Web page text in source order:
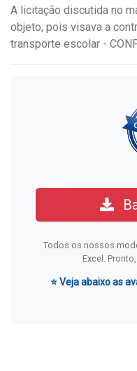
A licitação discutida no
objeto, pois visava a
transporte escolar -
Todos os nossos
Excel.
⭐ Veja abaixo as